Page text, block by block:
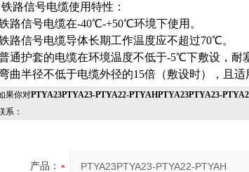
铁路信号电缆使用特性：
路信号电缆在-40℃-+50℃环境下使用。
路信号电缆导体长期工作温度应不超过70℃。
通护套的电缆在环境温度不低于-5℃下敷设，耐
曲半径不低于电缆外径的15倍（敷设时），且
你对PTYA23PTYA23-PTYA22-PTYAHPTYA23PTYA23-
系：
产品：